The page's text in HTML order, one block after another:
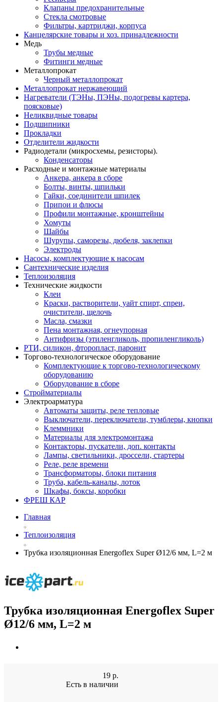
Клапаны предохранительные
Стекла смотровые
Фильтры, картриджи, корпуса
Канцелярские товары и хоз. принадлежности
Медь
Трубы медные
Фитинги медные
Металлопрокат
Черный металлопрокат
Металлопрокат нержавеющий
Нагреватели (ТЭНы, ПЭНы, подогревы картера,
поясковые)
Неликвидные товары
Подшипники
Прокладки
Отделители жидкости
Радиодетали (микросхемы, резисторы).
Конденсаторы
Расходные и монтажные материалы
Анкера, анкера в сборе
Болты, винты, шпильки
Гайки, соединители шпилек
Припои и флюсы
Профили монтажные, кронштейны
Хомуты
Шайбы
Шурупы, саморезы, дюбеля, заклепки
Электроды
Насосы, комплектующие к насосам
Сантехнические изделия
Теплоизоляция
Технические жидкости
Клеи
Краски, растворители, уайт спирт, спреи,
очистители, щелочь
Масла, смазки
Пена монтажная, огнеупорная
Антифризы (этиленгликоль, пропиленгликоль)
РТИ, силикон, фторопласт, паронит
Торгово-технологическое оборудование
Комплектующие к торгово-технологическому
оборудованию
Оборудование в сборе
Стройматериалы
Электроарматура
Автоматы защиты, реле тепловые
Выключатели, переключатели, тумблеры, кнопки
Клеммники
Материалы для электромонтажа
Контакторы, пускатели, доп. контакты
Лампы, светильники, дроссели, стартеры
Реле, реле времени
Трансформаторы, блоки питания
Труба, кабель-каналы, лоток
Шкафы, боксы, коробки
ФРЕШ КАР
Главная
Теплоизоляция
Трубка изоляционная Energoflex Super Ø12/6 мм, L=2 м
Трубка изоляционная Energoflex Super
Ø12/6 мм, L=2 м
19 р.
Есть в наличии